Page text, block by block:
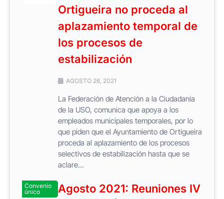
Ortigueira no proceda al
aplazamiento temporal de
los procesos de
estabilización
AGOSTO 26, 2021
La Federación de Atención a la Ciudadanía
de la USO, comunica que apoya a los
empleados municipales temporales, por lo
que piden que el Ayuntamiento de Ortigueira
proceda al aplazamiento de los procesos
selectivos de estabilización hasta que se
aclare...
Convenio
único
Agosto 2021: Reuniones IV